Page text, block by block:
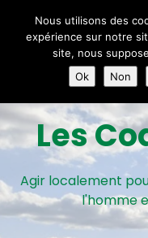
Les
Agir localement
l'homme
Nous utilisons des
expérience sur notre
site, nous
Ok
Non